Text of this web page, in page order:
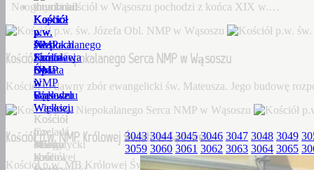
Neogotycki kościół w Wąsoszu pochodzi z końca XIX w.…
Kościół p.w. Niepokalanego Serca NMP w Wąsoszu
Kościół to dawny zbór ewangelicki św. Mateusza. Jego budowę
Kościół p.w. NMP Królowej Świata w Sądowelu
Kościół p.w. MB Królowej Świata w Sądowelu wybudowany w
Kościół
p.w.
św.
Stanisława
Bpa
w
Czeladzi
Wielkiej
Czeladź
Wielka
–
Kaplica
w
Płoskach
Kościół
p.w.
św.
Józefa
Obl.
NMP
w
Wąsoszu
Neogotycki
kościół
Kościół
p.w.
Niepokalanego
Serca
NMP
w
Wąsoszu
Kościół
to
dawny
zbór
Kościół
p.w.
NMP
Królowej
Świata
w
Sądowelu
Kościół
p.w.
MB
Królowej
3043 3044 3045 3046 3047 3048 3049
3059 3060 3061 3062 3063 3064 3065